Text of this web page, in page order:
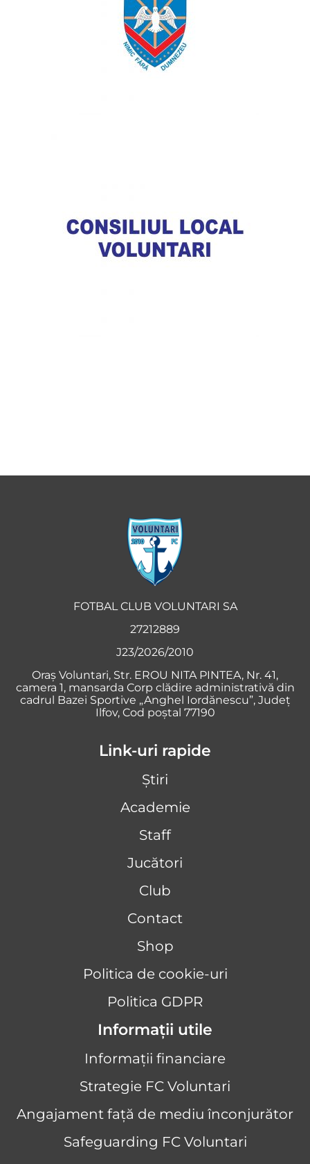
FOTBAL CLUB VOLUNTARI SA
27212889
J23/2026/2010
Oraş Voluntari, Str. EROU NITA PINTEA, Nr. 41,
camera 1, mansarda Corp clădire administrativă din
cadrul Bazei Sportive „Anghel Iordănescu”, Județ
Ilfov, Cod poștal 77190
Link-uri rapide
Știri
Academie
Staff
Jucători
Club
Contact
Shop
Politica de cookie-uri
Politica GDPR
Informații utile
Informații financiare
Strategie FC Voluntari
Angajament față de mediu înconjurător
Safeguarding FC Voluntari